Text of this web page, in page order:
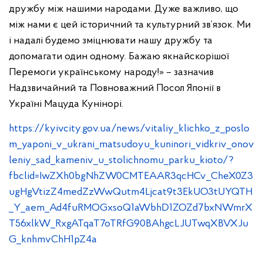
дружбу між нашими народами. Дуже важливо, що
між нами є цей історичний та культурний зв’язок. Ми
і надалі будемо зміцнювати нашу дружбу та
допомагати один одному. Бажаю якнайскорішої
Перемоги українському народу!» – зазначив
Надзвичайний та Повноважний Посол Японії в
Україні Мацуда Кунінорі.
https://kyivcity.gov.ua/news/vitaliy_klichko_z_poslo
m_yaponi_v_ukrani_matsudoyu_kuninori_vidkriv_onov
leniy_sad_kameniv_u_stolichnomu_parku_kioto/?
fbclid=IwZXh0bgNhZW0CMTEAAR3qcHCv_CheX0Z3
ugHgVtizZ4medZzWwQutm4Ljcat9t3EkUO3tUYQTH
_Y_aem_Ad4fuRMOGxsoQ1aWbhD1ZOZd7bxNWmrX
T56xlkW_RxgATqaT7oTRfG90BAhgcLJUTwqXBVXJu
G_knhmvChH1pZ4a